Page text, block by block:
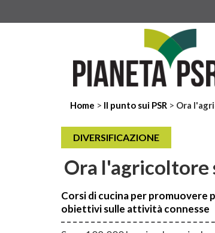
Home > Il punto sui PSR > Ora
DIVERSIFICAZIONE
Ora l'agricoltore
Corsi di cucina per
obiettivi sulle attività connesse